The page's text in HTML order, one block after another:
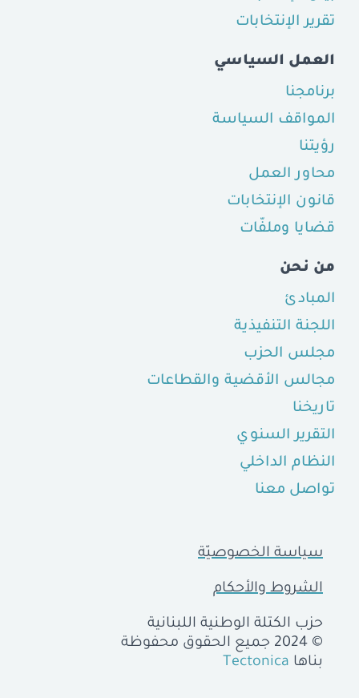
تقرير الإنتخابات
العمل السياسي
برنامجنا
المواقف السياسة
رؤيتنا
محاور العمل
قانون الإنتخابات
قضايا وملفّات
من نحن
المبادئ
اللجنة التنفيذية
مجلس الحزب
مجالس الأقضية والقطاعات
تاريخنا
التقرير السنوي
النظام الداخلي
تواصل معنا
سياسة الخصوصيّة
الشروط والأحكام
حزب الكتلة الوطنية اللبنانية
© 2024 جميع الحقوق محفوظة
بناها Tectonica